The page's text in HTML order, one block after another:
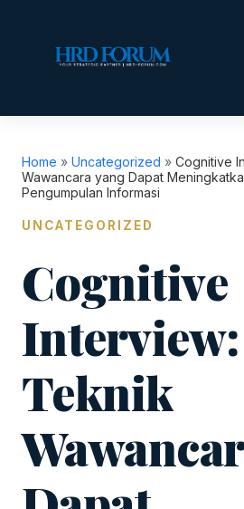
Home » Uncategorized » Cognitive
Wawancara yang Dapat
Pengumpulan Informasi
UNCATEGORIZED
Cognitive
Interview:
Teknik